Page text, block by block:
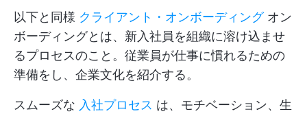
以下と同様 クライアント・オンボーディングオン
ボーディングとは、新入社員を組織に溶け込ませ
るプロセスのこと。従業員が仕事に慣れるための
準備をし、企業文化を紹介する。
スムーズな 入社プロセス は、モチベーション、生